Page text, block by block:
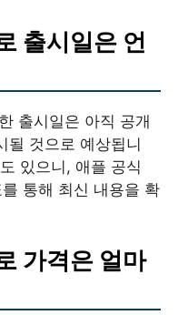
출시일은 언
출시일은 아직 공개
될 것으로 예상됩니
있으니, 애플 공식
통해 최신 내용을 확
가격은 얼마